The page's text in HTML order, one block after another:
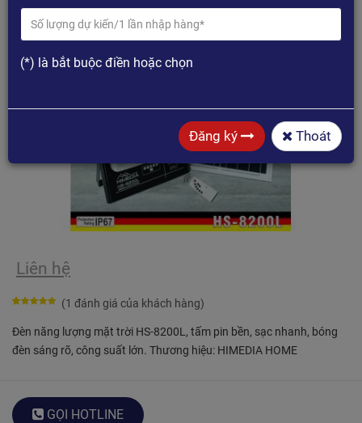
Liên hệ
bình chọn
hàng
(1 đánh giá của khách hàng)
Đèn năng lượng mặt trời HS-8200L, tấm pin bền, sạc nhanh, bóng
đèn sáng rõ, công suất lớn. Thương hiệu: HIMEDIA HOME
GỌI HOTLINE
(*) là bắt buộc điền hoặc chọn
Đăng ký Thoát